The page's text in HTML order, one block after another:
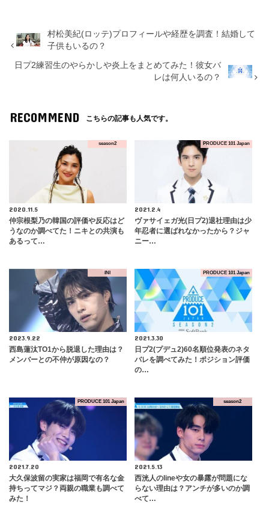
村松美紀(ロッテ)プロフィールや経歴を調査！結婚して
子供もいるの？
日プ2練習生のやらかしや炎上をまとめてみた！彼女バ
レは何人いるの？
RECOMMEND こちらの記事も人気です。
season2
2020.11.5
仲宗根梨乃の韓国の評価や反応はど
うなのか調べてた！ニキとの共演も
あるって…
PRODUCE 101 Japan
2021.2.4
ヴァサイェガ光(日プ2)退社理由は少
年忍者に選ばれなかったから？ジャ
ニー…
INI
2023.9.22
西島蓮汰TO1から脱退した理由は？
メンバーとの不仲が原因なの？
PRODUCE 101 Japan
2021.3.30
日プ2(プデュ2)60名順位発表のネタ
バレを調べてみた！ポジション評価
の…
PRODUCE 101 Japan
2021.7.20
大久保波留の実家は福岡で有名な金
持ちってマジ？両親の職業も調べて
みた！
season2
2021.5.13
西洸人のlineや女の暴露が問題にな
らない理由は？アンチが多いのか調
べて…